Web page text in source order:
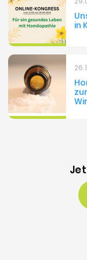
in